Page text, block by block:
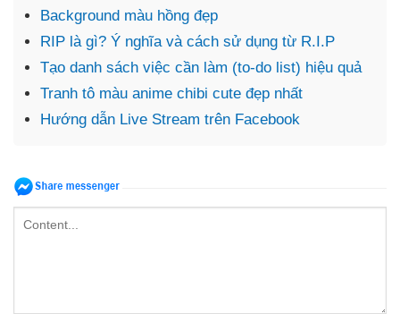
Background màu hồng đẹp
RIP là gì? Ý nghĩa và cách sử dụng từ R.I.P
Tạo danh sách việc cần làm (to-do list) hiệu quả
Tranh tô màu anime chibi cute đẹp nhất
Hướng dẫn Live Stream trên Facebook